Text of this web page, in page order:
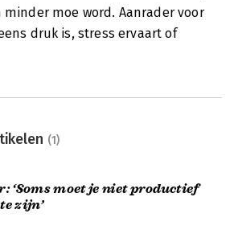
minder moe word. Aanrader voor
druk is, stress ervaart of
(1)
‘Soms moet je niet productief
zijn’